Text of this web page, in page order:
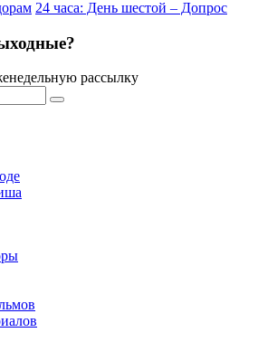
24 часа: День шестой – Допрос
рассылку